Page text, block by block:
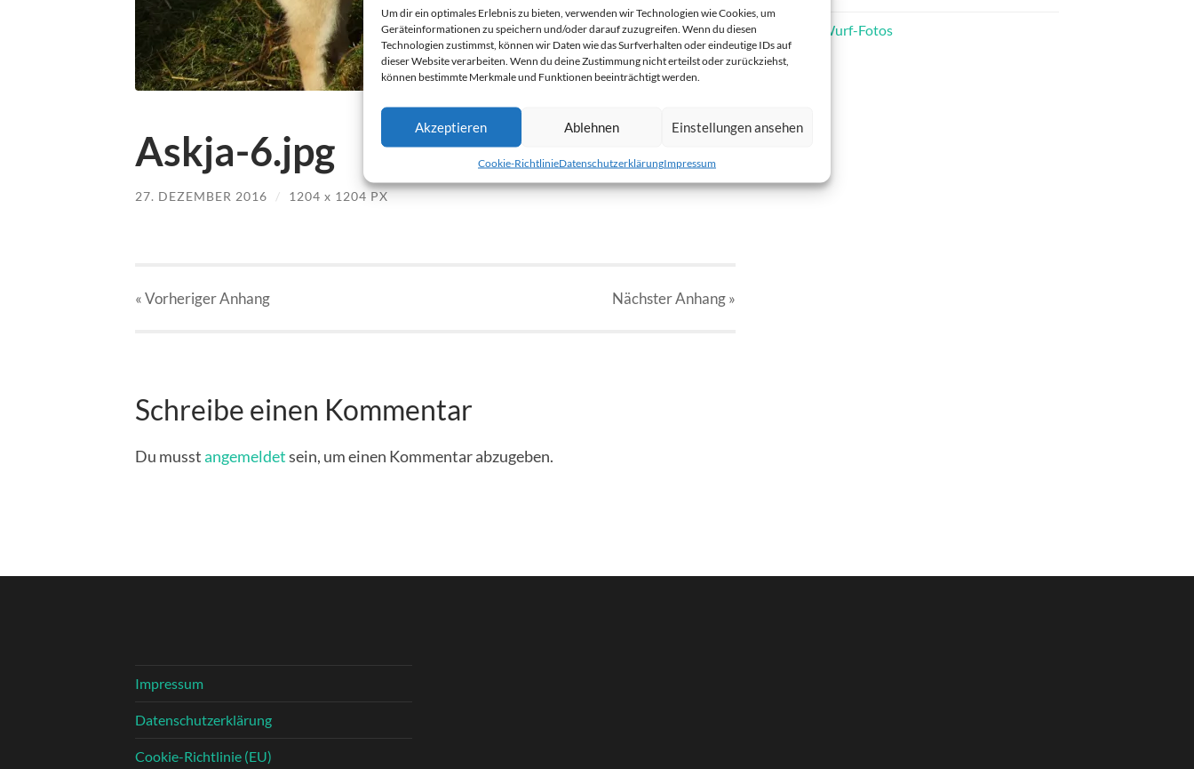
Um dir ein optimales Erlebnis zu bieten, verwenden wir Technologien wie Cookies, um
Geräteinformationen zu speichern und/oder darauf zuzugreifen. Wenn du diesen
Technologien zustimmst, können wir Daten wie das Surfverhalten oder eindeutige IDs auf
dieser Website verarbeiten. Wenn du deine Zustimmung nicht erteilst oder zurückziehst,
können bestimmte Merkmale und Funktionen beeinträchtigt werden.
Akzeptieren Ablehnen Einstellungen ansehen
Cookie-RichtlinieDatenschutzerklärungImpressum
Askja-6.jpg
27. DEZEMBER 2016 / 1204 x 1204 PX
« VorherigerAnhang NächsterAnhang»
Schreibe einen Kommentar
Du musstangemeldetsein, um einen Kommentar abzugeben.
D-Wurf-Fotos
Impressum
Datenschutzerklärung
Cookie-Richtlinie (EU)